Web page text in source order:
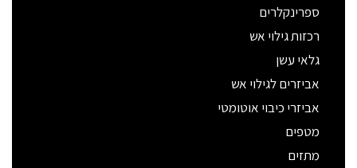
ספרינקלרים
רכזות גילוי אש
גלאי עשן
אביזרים לגילוי אש
אביזרי כיבוי אוטומטי
מטפים
מתזים